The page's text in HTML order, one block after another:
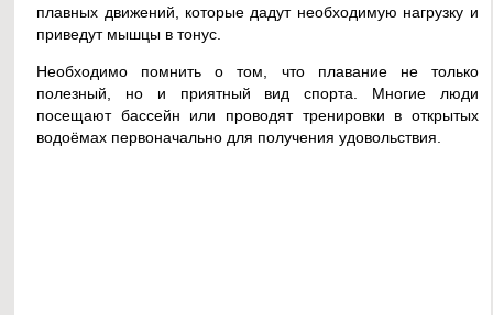
плавных движений, которые дадут необходимую нагрузку и
приведут мышцы в тонус.
Необходимо помнить о том, что плавание не только
полезный, но и приятный вид спорта. Многие люди
посещают бассейн или проводят тренировки в открытых
водоёмах первоначально для получения удовольствия.